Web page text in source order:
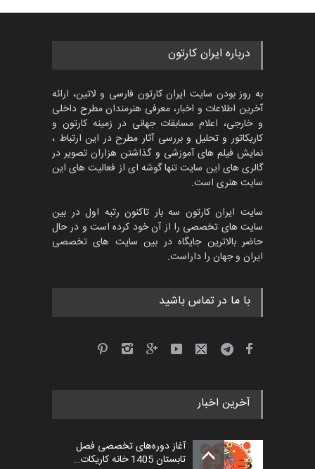
درباره ایران کارتون
به روز بودن سایت ایران کارتون فارسی و لاتین، ارائه
آخرین اطلاعات و اخبار، معرفی هنرمندان مطرح داخلی
و خارجی، اعلام مسابقات جهانی در زمینه کارتون و
کاریکاتور و تحلیل و بررسی آثار مطرح در این ارتباط ،
نمایش فیلم های آموزشی و گذاشتن هزاران تصویر در
گالری های این سایت تنها گوشه ای از فعالیت های این
سایت هنری است.
سایت ایران کارتون سه بار تاکنون رتبه اول در بین
سایت های تخصصی را از آن خود کرده است و در حال
حاضر بالاترین جایگاه در بین سایت های تخصصی
ایران و جهان را داراست.
با ما در تماس باشید
آخرین اخبار
آغاز دوره‌های تخصصی فصل
تابستان 1405 خانه کاریکات…